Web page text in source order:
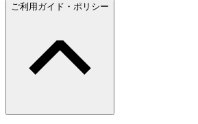
ご利用ガイド・ポリシー